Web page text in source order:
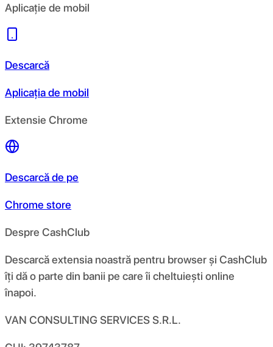
Aplicație de mobil
Descarcă
Aplicația de mobil
Extensie Chrome
Descarcă de pe
Chrome store
Despre CashClub
Descarcă extensia noastră pentru browser și CashClub
îți dă o parte din banii pe care îi cheltuiești online
înapoi.
VAN CONSULTING SERVICES S.R.L.